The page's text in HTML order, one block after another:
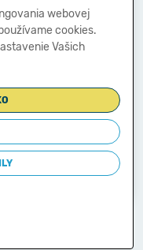
webovej
cookies.
Vašich